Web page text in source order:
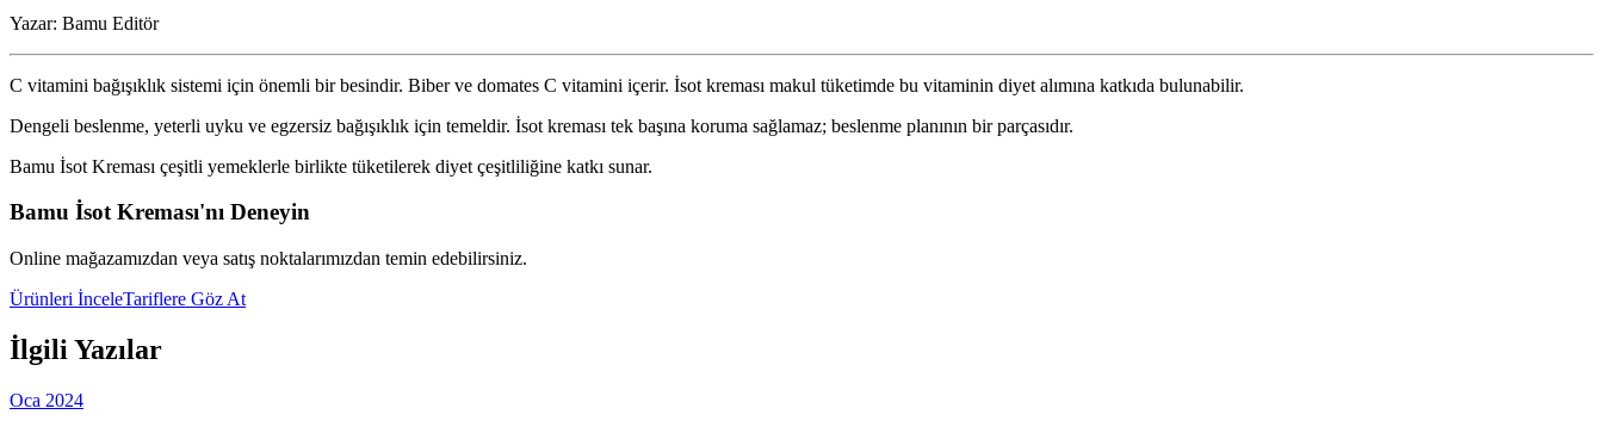
Yazar: Bamu Editör
C vitamini bağışıklık sistemi için önemli bir besindir. Biber ve domates C vitamini içerir. İsot kreması makul tüketimde bu vitaminin diyet alımına katkıda bulunabilir.
Dengeli beslenme, yeterli uyku ve egzersiz bağışıklık için temeldir. İsot kreması tek başına koruma sağlamaz; beslenme planının bir parçasıdır.
Bamu İsot Kreması çeşitli yemeklerle birlikte tüketilerek diyet çeşitliliğine katkı sunar.
Bamu İsot Kreması'nı Deneyin
Online mağazamızdan veya satış noktalarımızdan temin edebilirsiniz.
Ürünleri İnceleTariflere Göz At
İlgili Yazılar
Oca 2024